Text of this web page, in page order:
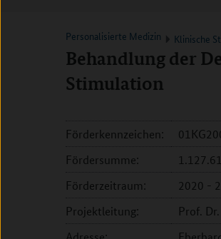
Personalisierte Medizin Klinische
Behandlung der
Stimulation
Förderkennzeichen:
Fördersumme:
Förderzeitraum:
2020 -
Projektleitung:
Prof.